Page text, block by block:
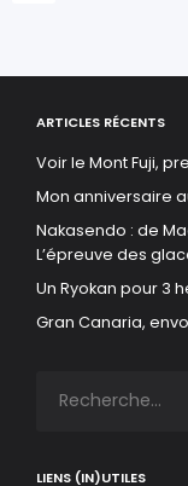
ARTICLES RÉCENTS
Voir le Mont Fuji,
Mon anniversaire
Nakasendo : de
L’épreuve des
Un Ryokan pour 3
Gran Canaria,
LIENS (IN)UTILES